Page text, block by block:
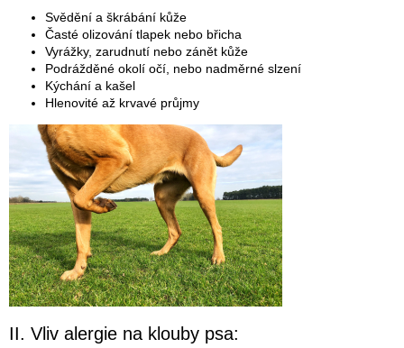
Svědění a škrábání kůže
Časté olizování tlapek nebo břicha
Vyrážky, zarudnutí nebo zánět kůže
Podrážděné okolí očí, nebo nadměrné slzení
Kýchání a kašel
Hlenovité až krvavé průjmy
II. Vliv alergie na klouby psa: